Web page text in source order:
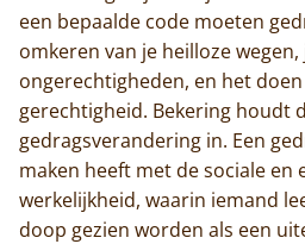
een bepaalde code moeten
omkeren van je heilloze
ongerechtigheden, en het
gerechtigheid. Bekering houdt
gedragsverandering in. Een
maken heeft met de sociale en
werkelijkheid, waarin iemand
doop gezien worden als een